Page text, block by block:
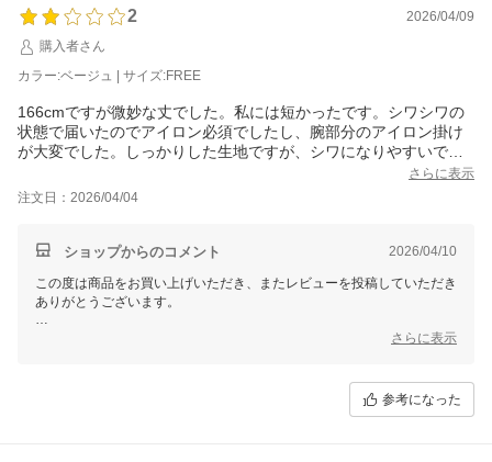
2
2026/04/09
購入者さん
カラー:ベージュ | サイズ:FREE
166cmですが微妙な丈でした。私には短かったです。シワシワの
状態で届いたのでアイロン必須でしたし、腕部分のアイロン掛け
が大変でした。しっかりした生地ですが、シワになりやすいで
さらに表示
注文日：2026/04/04
ショップからのコメント 2026/04/10
この度は商品をお買い上げいただき、またレビューを投稿していただき
ありがとうございます。
166cmの方が着用いただいた場合、丈が短く感じる点について、ご意
保管やお手入れ時に少々手間がかかるかもしれませんが、ぜひご愛用い
さらに表示
参考になった